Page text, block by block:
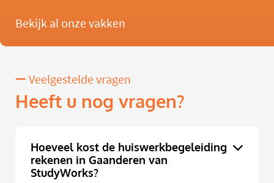
Bekijk al onze vakken
Veelgestelde vragen
Heeft u nog vragen?
Hoeveel kost de huiswerkbegeleiding
rekenen in Gaanderen van
StudyWorks?